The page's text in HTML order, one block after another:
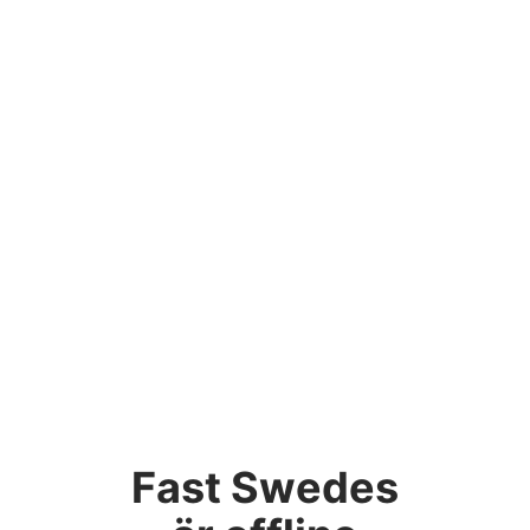
Fast Swedes